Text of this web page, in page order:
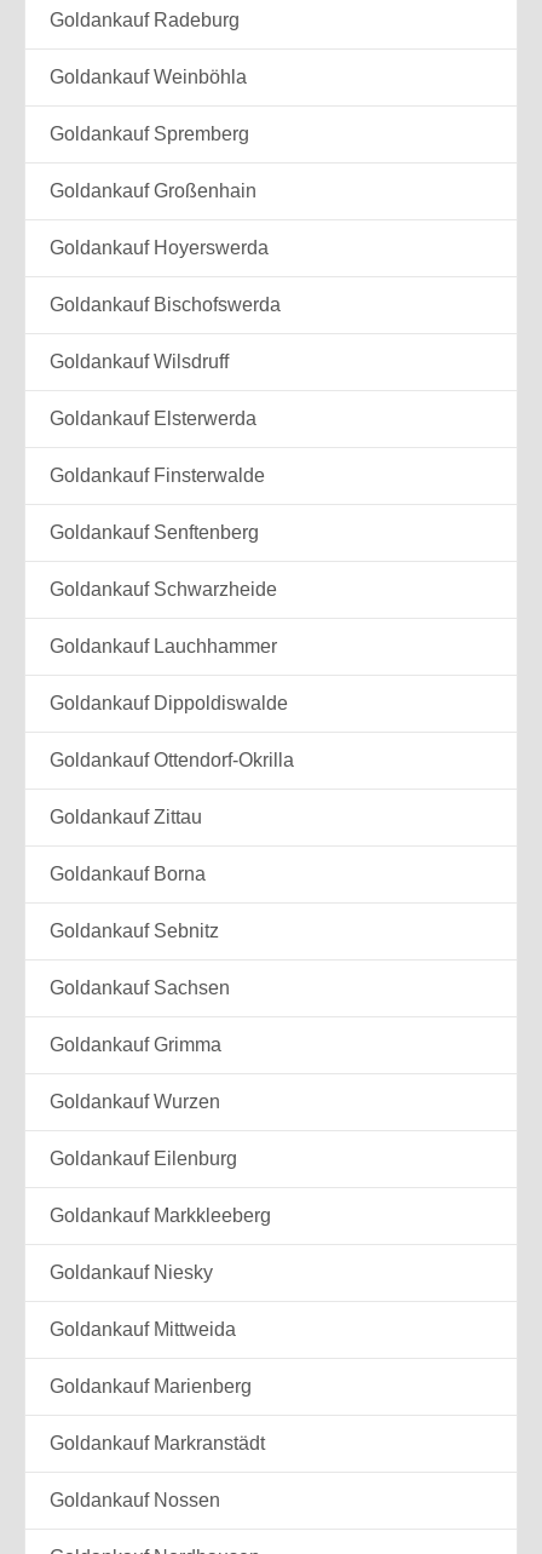
Goldankauf Radeburg
Goldankauf Weinböhla
Goldankauf Spremberg
Goldankauf Großenhain
Goldankauf Hoyerswerda
Goldankauf Bischofswerda
Goldankauf Wilsdruff
Goldankauf Elsterwerda
Goldankauf Finsterwalde
Goldankauf Senftenberg
Goldankauf Schwarzheide
Goldankauf Lauchhammer
Goldankauf Dippoldiswalde
Goldankauf Ottendorf-Okrilla
Goldankauf Zittau
Goldankauf Borna
Goldankauf Sebnitz
Goldankauf Sachsen
Goldankauf Grimma
Goldankauf Wurzen
Goldankauf Eilenburg
Goldankauf Markkleeberg
Goldankauf Niesky
Goldankauf Mittweida
Goldankauf Marienberg
Goldankauf Markranstädt
Goldankauf Nossen